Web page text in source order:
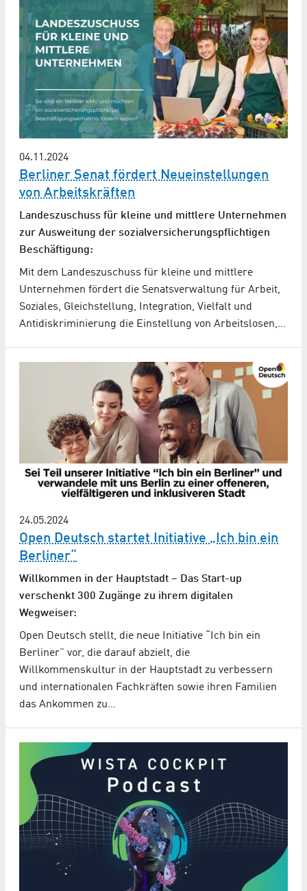
04.11.2024
Berliner Senat fördert Neueinstellungen
von Arbeitskräften
Landeszuschuss für kleine und mittlere Unternehmen
zur Ausweitung der sozialversicherungspflichtigen
Beschäftigung:
Mit dem Landeszuschuss für kleine und mittlere
Unternehmen fördert die Senatsverwaltung für Arbeit,
Soziales, Gleichstellung, Integration, Vielfalt und
Antidiskriminierung die Einstellung von Arbeitslosen,…
24.05.2024
Open Deutsch startet Initiative „Ich bin ein
Berliner“
Willkommen in der Hauptstadt – Das Start-up
verschenkt 300 Zugänge zu ihrem digitalen
Wegweiser:
Open Deutsch stellt, die neue Initiative “Ich bin ein
Berliner” vor, die darauf abzielt, die
Willkommenskultur in der Hauptstadt zu verbessern
und internationalen Fachkräften sowie ihren Familien
das Ankommen zu…